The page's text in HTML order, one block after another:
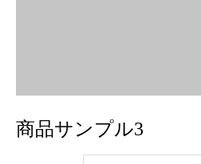
商品サンプル3